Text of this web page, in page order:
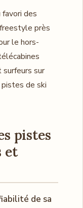
des
près
le hors-
surfeurs sur
de ski
pistes
et
de sa